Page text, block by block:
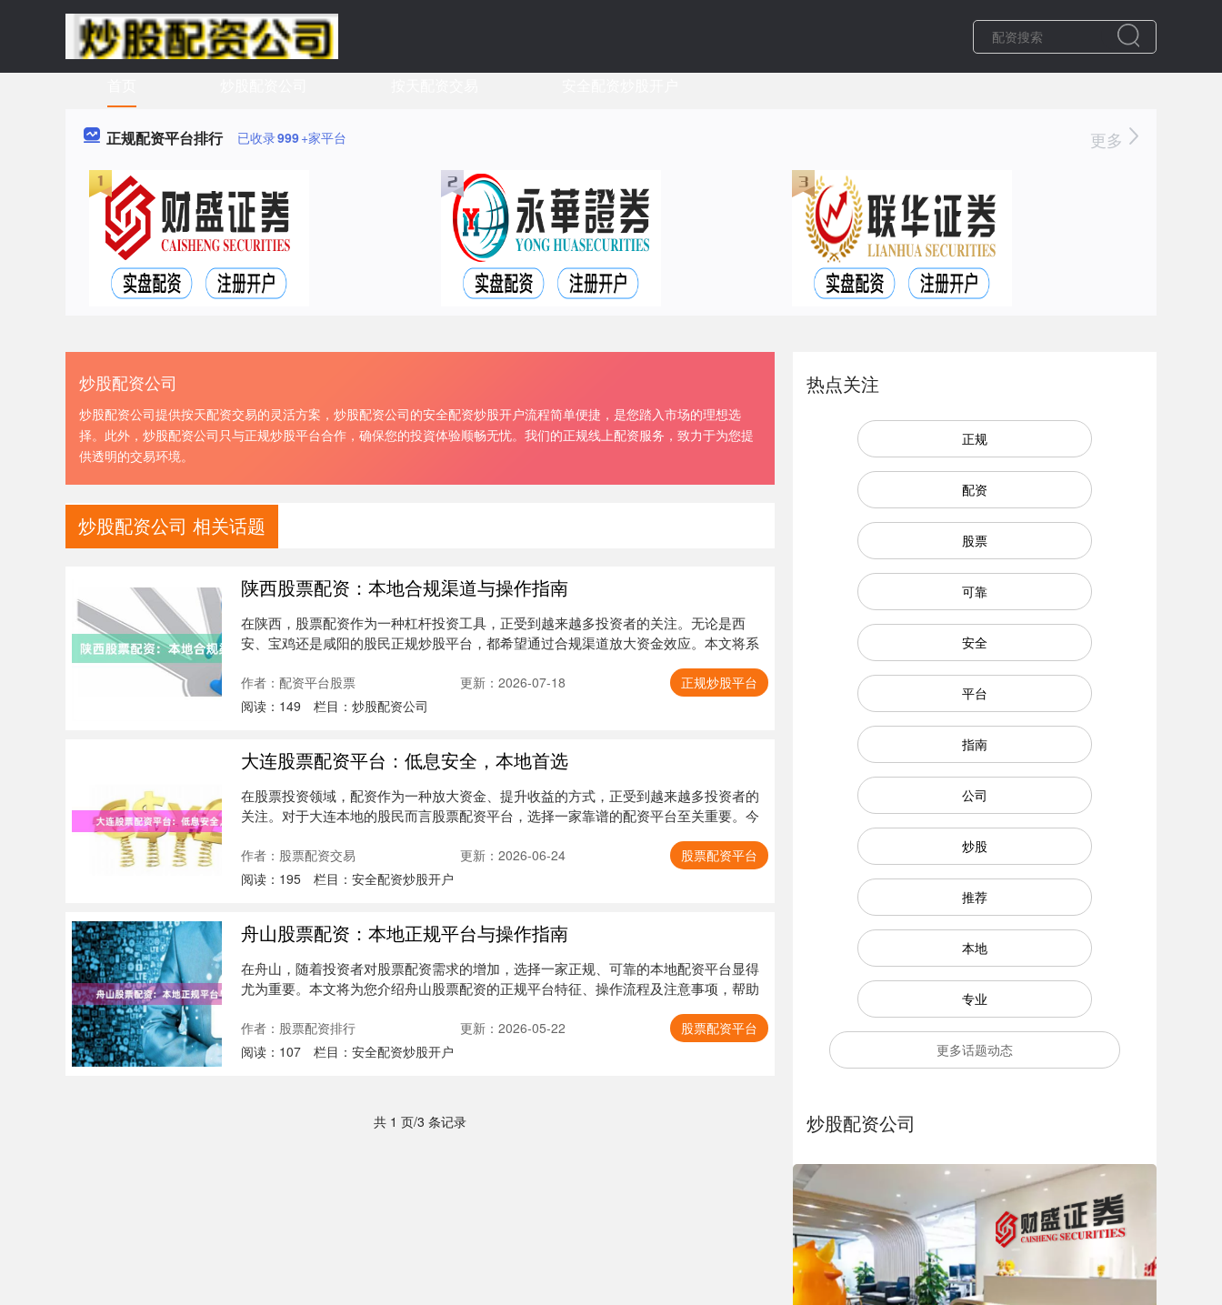
正规配资平台排行 已收录999+家平台 更多
炒股配资公司
炒股配资公司提供按天配资交易的灵活方案，炒股配资公司的安全配资炒股开户流程简单便捷，是您踏入市场的理想选
择。此外，炒股配资公司只与正规炒股平台合作，确保您的投資体验顺畅无忧。我们的正规线上配资服务，致力于为您提
供透明的交易环境。
炒股配资公司 相关话题
陕西股票配资：本地合规渠道与操作指南
在陕西，股票配资作为一种杠杆投资工具，正受到越来越多投资者的关注。无论是西
安、宝鸡还是咸阳的股民正规炒股平台，都希望通过合规渠道放大资金效应。本文将系
作者：配资平台股票 更新：2026-07-18
正规炒股平台
阅读： 149 栏目： 炒股配资公司
大连股票配资平台：低息安全，本地首选
在股票投资领域，配资作为一种放大资金、提升收益的方式，正受到越来越多投资者的
关注。对于大连本地的股民而言股票配资平台，选择一家靠谱的配资平台至关重要。今
作者：股票配资交易 更新：2026-06-24
股票配资平台
阅读： 195 栏目： 安全配资炒股开户
舟山股票配资：本地正规平台与操作指南
在舟山，随着投资者对股票配资需求的增加，选择一家正规、可靠的本地配资平台显得
尤为重要。本文将为您介绍舟山股票配资的正规平台特征、操作流程及注意事项，帮助
作者：股票配资排行 更新：2026-05-22
股票配资平台
阅读： 107 栏目： 安全配资炒股开户
共 1 页/3 条记录
热点关注
正规
配资
股票
可靠
安全
平台
指南
公司
炒股
推荐
本地
专业
更多话题动态
炒股配资公司